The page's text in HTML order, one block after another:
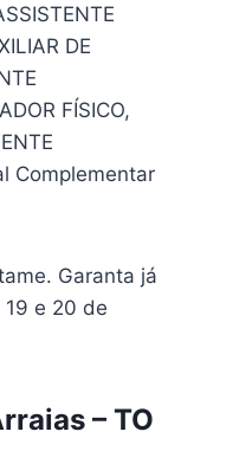
DE
FÍSICO,
Complementar
Garanta já
e 20 de
– TO